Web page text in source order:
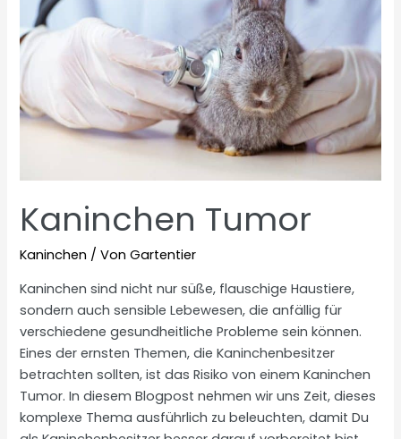
Kaninchen Tumor
Kaninchen / VonGartentier
Kaninchen sind nicht nur süße, flauschige Haustiere,
sondern auch sensible Lebewesen, die anfällig für
verschiedene gesundheitliche Probleme sein können.
Eines der ernsten Themen, die Kaninchenbesitzer
betrachten sollten, ist das Risiko von einem Kaninchen
Tumor. In diesem Blogpost nehmen wir uns Zeit, dieses
komplexe Thema ausführlich zu beleuchten, damit Du